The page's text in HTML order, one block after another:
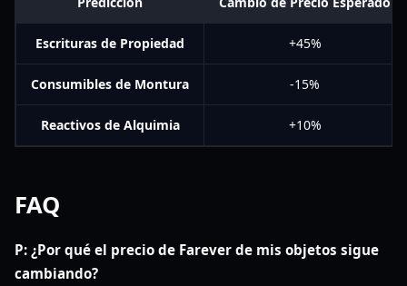
Escrituras de Propiedad +45%
Consumibles de Montura -15%
Reactivos de Alquimia +10%
FAQ
P: ¿Por qué el precio de Farever de mis objetos sigue
cambiando?